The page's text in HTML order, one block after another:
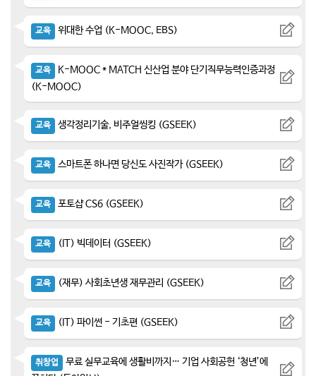
교육 위대한 수업 (K-MOOC, EBS)
교육
K-MOOC * MATCH 신산업 분야 단기직무능력인증과정
(K-MOOC)
교육 생각정리기술, 비주얼씽킹 (GSEEK)
교육 스마트폰 하나면 당신도 사진작가 (GSEEK)
교육 포토샵 CS6 (GSEEK)
교육 (IT) 빅데이터 (GSEEK)
교육 (재무) 사회초년생 재무관리 (GSEEK)
교육 (IT) 파이썬 - 기초편 (GSEEK)
취창업
무료 실무교육에 생활비까지… 기업 사회공헌 ‘청년’에